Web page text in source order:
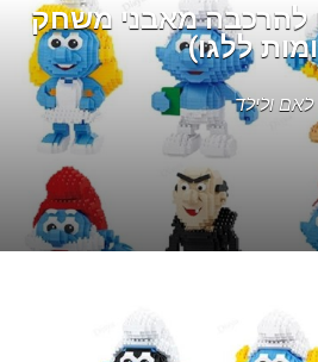
להרכבה מאבני משחק
ללגו)
לאם ולילד